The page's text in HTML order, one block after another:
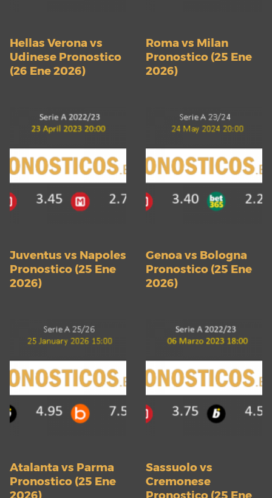
Hellas Verona vs
Udinese Pronostico
(26 Ene 2026)
Roma vs Milan
Pronostico (25 Ene
2026)
Juventus vs Napoles
Pronostico (25 Ene
2026)
Genoa vs Bologna
Pronostico (25 Ene
2026)
Atalanta vs Parma
Pronostico (25 Ene
Sassuolo vs
Cremonese